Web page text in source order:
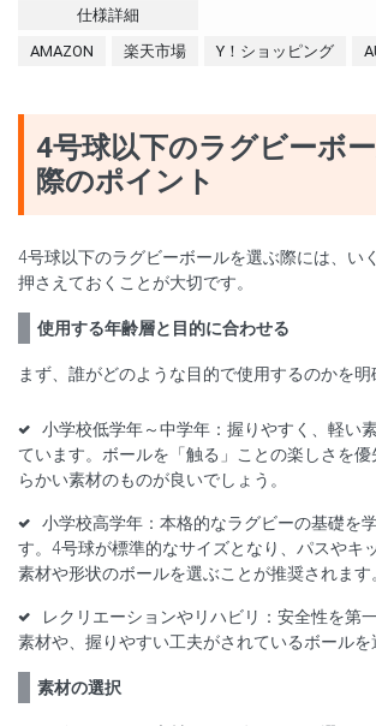
仕様詳細
AMAZON 楽天市場 Y！ショッピング
4号球以下のラグビーボ
際のポイント
4号球以下のラグビーボールを選ぶ際には、い
押さえておくことが大切です。
使用する年齢層と目的に合わせる
まず、誰がどのような目的で使用するのかを明
小学校低学年～中学年：握りやすく、軽い
ています。ボールを「触る」ことの楽しさを
らかい素材のものが良いでしょう。
小学校高学年：本格的なラグビーの基礎を
す。4号球が標準的なサイズとなり、パスやキ
素材や形状のボールを選ぶことが推奨されます
レクリエーションやリハビリ：安全性を第
素材や、握りやすい工夫がされているボールを
素材の選択